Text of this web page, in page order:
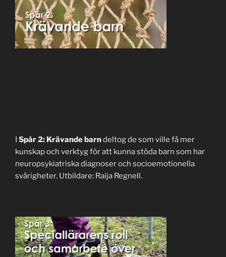
I Spår 2: Krävande barndeltog de som ville få mer
kunskap och verktyg för att kunna stöda barn som har
neuropsykiatriska diagnoser och socioemotionella
svårigheter. Utbildare: Raija Regnell.